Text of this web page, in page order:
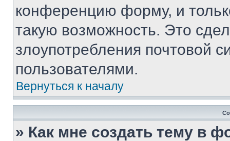
конференцию форму, и
такую возможность. Это
злоупотребления почтовой
пользователями.
Вернуться к началу
» Как мне создать тему в